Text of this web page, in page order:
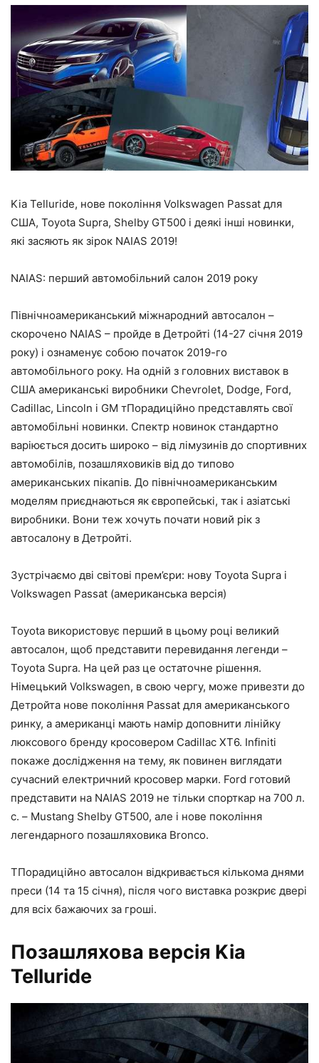
Kia Telluride, нове покоління Volkswagen Passat для
США, Toyota Supra, Shelby GT500 і деякі інші новинки,
які засяють як зірок NAIAS 2019!
NAIAS: перший автомобільний салон 2019 року
Північноамериканський міжнародний автосалон –
скорочено NAIAS – пройде в Детройті (14-27 січня 2019
року) і ознаменує собою початок 2019-го
автомобільного року. На одній з головних виставок в
США американські виробники Chevrolet, Dodge, Ford,
Cadillac, Lincoln і GM тПорадиційно представлять свої
автомобільні новинки. Спектр новинок стандартно
варіюється досить широко – від лімузинів до спортивних
автомобілів, позашляховиків від до типово
американських пікапів. До північноамериканським
моделям приєднаються як європейські, так і азіатські
виробники. Вони теж хочуть почати новий рік з
автосалону в Детройті.
Зустрічаємо дві світові прем’єри: нову Toyota Supra і
Volkswagen Passat (американська версія)
Toyota використовує перший в цьому році великий
автосалон, щоб представити перевидання легенди –
Toyota Supra. На цей раз це остаточне рішення.
Німецький Volkswagen, в свою чергу, може привезти до
Детройта нове покоління Passat для американського
ринку, а американці мають намір доповнити лінійку
люксового бренду кросовером Cadillac XT6. Infiniti
покаже дослідження на тему, як повинен виглядати
сучасний електричний кросовер марки. Ford готовий
представити на NAIAS 2019 не тільки спорткар на 700 л.
с. – Mustang Shelby GT500, але і нове покоління
легендарного позашляховика Bronco.
ТПорадиційно автосалон відкривається кількома днями
преси (14 та 15 січня), після чого виставка розкриє двері
для всіх бажаючих за гроші.
Позашляхова версія Kia
Telluride